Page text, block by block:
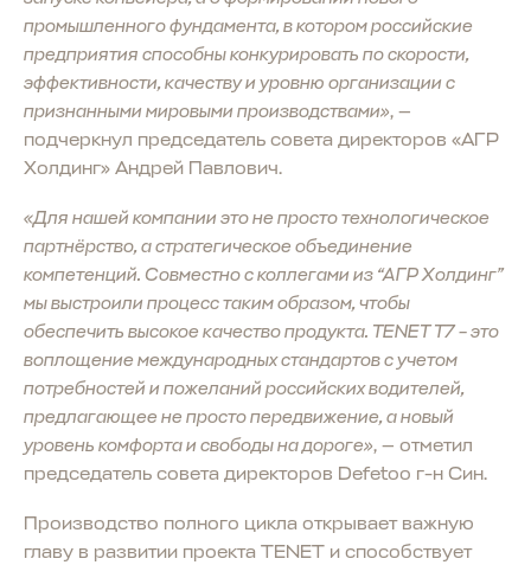
промышленного фундамента, в котором российские
предприятия способны конкурировать по скорости,
эффективности, качеству и уровню организации с
признанными мировыми производствами», —
подчеркнул председатель совета директоров «АГР
Холдинг» Андрей Павлович.
«Для нашей компании это не просто технологическое
партнёрство, а стратегическое объединение
компетенций. Совместно с коллегами из “АГР Холдинг”
мы выстроили процесс таким образом, чтобы
обеспечить высокое качество продукта. TENET T7 – это
воплощение международных стандартов с учетом
потребностей и пожеланий российских водителей,
предлагающее не просто передвижение, а новый
уровень комфорта и свободы на дороге», — отметил
председатель совета директоров Defetoo г-н Син.
Производство полного цикла открывает важную
главу в развитии проекта TENET и способствует